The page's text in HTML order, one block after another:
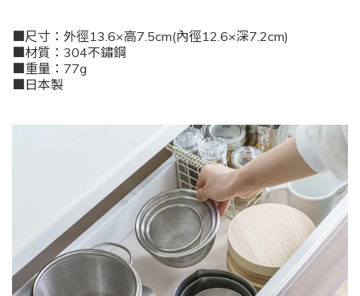
■尺寸：外徑13.6×高7.5cm(內徑12.6×深7.2cm)
■材質：304不鏽鋼
■重量：77g
■日本製